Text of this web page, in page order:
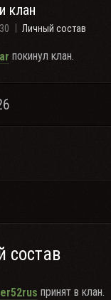
клан
Личный состав
покинул клан.
состав
принят в клан.